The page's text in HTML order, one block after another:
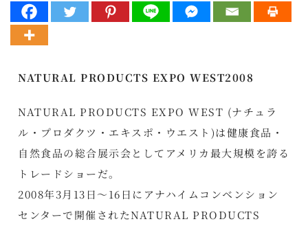
NATURAL PRODUCTS EXPO WEST2008
NATURAL PRODUCTS EXPO WEST (ナチュラ
ル・プロダクツ・エキスポ・ウエスト)は健康食品・
自然食品の総合展示会としてアメリカ最大規模を誇る
トレードショーだ。
2008年3月13日〜16日にアナハイムコンベンション
センターで開催されたNATURAL PRODUCTS